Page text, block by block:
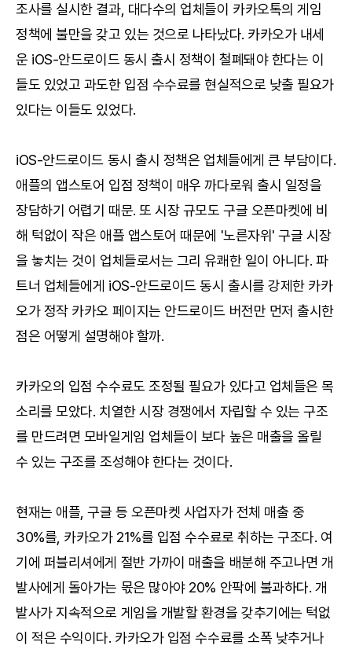
조사를 실시한 결과, 대다수의 업체들이 카카오톡의 게임
정책에 불만을 갖고 있는 것으로 나타났다. 카카오가 내세
운 iOS-안드로이드 동시 출시 정책이 철폐돼야 한다는 이
들도 있었고 과도한 입점 수수료를 현실적으로 낮출 필요가
있다는 이들도 있었다.
iOS-안드로이드 동시 출시 정책은 업체들에게 큰 부담이다.
애플의 앱스토어 입점 정책이 매우 까다로워 출시 일정을
장담하기 어렵기 때문. 또 시장 규모도 구글 오픈마켓에 비
해 턱없이 작은 애플 앱스토어 때문에 '노른자위' 구글 시장
을 놓치는 것이 업체들로서는 그리 유쾌한 일이 아니다. 파
트너 업체들에게 iOS-안드로이드 동시 출시를 강제한 카카
오가 정작 카카오 페이지는 안드로이드 버전만 먼저 출시한
점은 어떻게 설명해야 할까.
카카오의 입점 수수료도 조정될 필요가 있다고 업체들은 목
소리를 모았다. 치열한 시장 경쟁에서 자립할 수 있는 구조
를 만드려면 모바일게임 업체들이 보다 높은 매출을 올릴
수 있는 구조를 조성해야 한다는 것이다.
현재는 애플, 구글 등 오픈마켓 사업자가 전체 매출 중
30%를, 카카오가 21%를 입점 수수료로 취하는 구조다. 여
기에 퍼블리셔에게 절반 가까이 매출을 배분해 주고나면 개
발사에게 돌아가는 몫은 많아야 20% 안팍에 불과하다. 개
발사가 지속적으로 게임을 개발할 환경을 갖추기에는 턱없
이 적은 수익이다. 카카오가 입점 수수료를 소폭 낮추거나